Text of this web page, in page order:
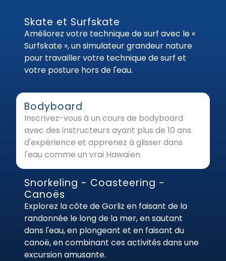
Skate et Surfskate
Améliorez votre technique de surf avec le «
Surfskate », un simulateur grandeur nature
pour travailler votre technique de surf et
votre posture hors de l'eau.
Bodyboard
Inscrivez-vous à un cours de bodyboard
avec des instructeurs ayant plus de 10 ans
d'expérience et apprenez à glisser dans
l'eau comme un vrai Hawaïen.
Snorkeling - Coasteering -
Canoës
Explorez la côte de Gorliz en faisant de la
randonnée le long de la mer, en sautant
dans l'eau, en plongeant et en faisant du
canoë, en combinant ces activités dans une
excursion amusante.